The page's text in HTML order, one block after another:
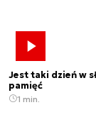
Jest taki dzień w
pamięć
1 min.